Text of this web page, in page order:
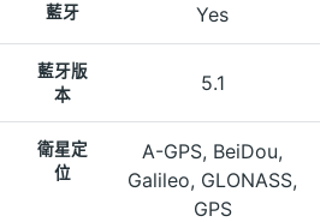
藍牙 Yes
藍牙版
本
5.1
衛星定
位
A-GPS, BeiDou,
Galileo, GLONASS,
GPS